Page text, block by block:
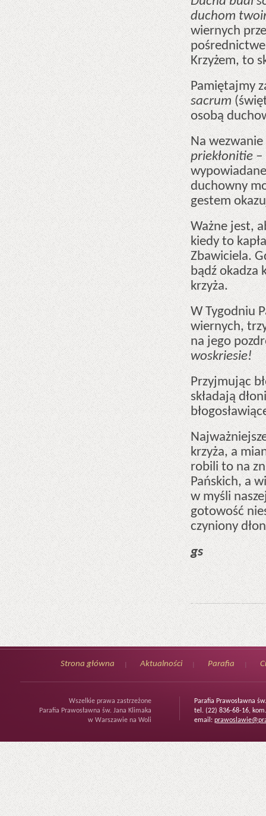
duchom
wiernych
Krzyżem, to
Pamiętajmy
sacrum
osobą
Na
priekłonitie –
duchowny
gestem
Ważne jest,
kiedy to
Zbawiciela.
bądź okadza
krzyża.
W Tygodniu
wiernych,
na jego
woskriesie!
Przyjmując
składają
krzyża, a
robili to na
Pańskich, a
w myśli
gotowość
czyniony
gs
Strona główna Aktualności Parafia
Wszelkie prawa zastrzeżone
Parafia Prawosławna św. Jana Klimaka
w Warszawie na Woli
Parafia Prawosławna
tel. (22) 836-68-16,
email: